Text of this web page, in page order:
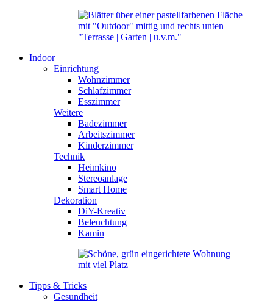
Indoor
Einrichtung
Wohnzimmer
Schlafzimmer
Esszimmer
Weitere
Badezimmer
Arbeitszimmer
Kinderzimmer
Technik
Heimkino
Stereoanlage
Smart Home
Dekoration
DiY-Kreativ
Beleuchtung
Kamin
Tipps & Tricks
Gesundheit